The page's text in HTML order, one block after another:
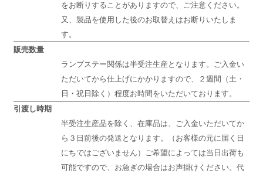
をお断りすることがありますので、ご注意ください。
又、製品を使用した後のお取替えはお断りいたしま
す。
販売数量
ランプステー関係は半受注生産となります。ご入金い
ただいてから仕上げにかかりますので、２週間（土・
日・祝日除く）程度お時間をいただいております。
引渡し時期
半受注生産品を除く、在庫品は、ご入金いただいてか
ら３日前後の発送となります。（お客様の元に届く日
にちではございません）ご希望によっては当日出荷も
可能ですので、お急ぎの場合はお声掛けください。代